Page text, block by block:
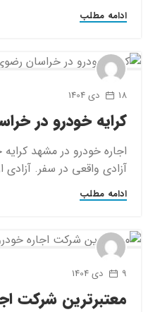
ادامه مطلب
18 دی 1404
کرایه خودرو در
اجاره خودرو در مشهد
آزادی واقعی در سفر.
ادامه مطلب
9 دی 1404
معتبرترین شرکت